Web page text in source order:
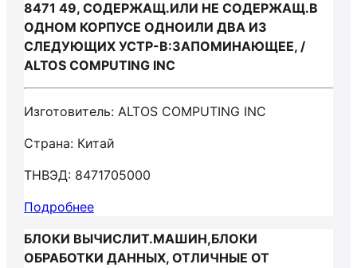
8471 49, СОДЕРЖАЩ.ИЛИ НЕ СОДЕРЖАЩ.В
ОДНОМ КОРПУСЕ ОДНОИЛИ ДВА ИЗ
СЛЕДУЮЩИХ УСТР-В:ЗАПОМИНАЮЩЕЕ, /
ALTOS COMPUTING INC
Изготовитель: ALTOS COMPUTING INC
Страна: Китай
ТНВЭД: 8471705000
Подробнее
БЛОКИ ВЫЧИСЛИТ.МАШИН,БЛОКИ
ОБРАБОТКИ ДАННЫХ, ОТЛИЧНЫЕ ОТ